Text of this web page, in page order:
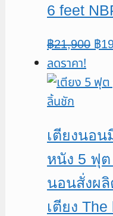
6 feet
฿21,900 ฿
ลดราคา!
เตียงนอ
หนัง 5 ฟุต
นอนสั่งผลิ
เตียง